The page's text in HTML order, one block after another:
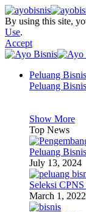
By using this site,
Use.
Accept
Peluang Bisnis
Peluang Bisnis
Show More
Top News
Peluang
July 13, 2024
Seleksi
March 1, 2022